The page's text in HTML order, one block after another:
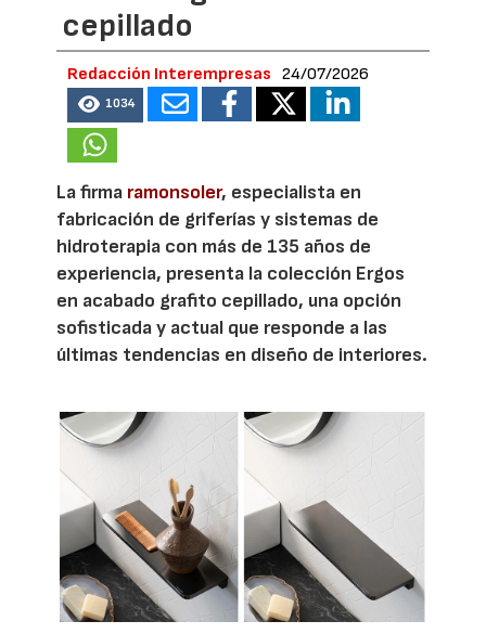
cepillado
Redacción Interempresas 24/07/2026
1034
La firma ramonsoler, especialista en
fabricación de griferías y sistemas de
hidroterapia con más de 135 años de
experiencia, presenta la colección Ergos
en acabado grafito cepillado, una opción
sofisticada y actual que responde a las
últimas tendencias en diseño de interiores.